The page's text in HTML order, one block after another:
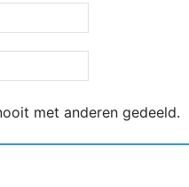
met anderen gedeeld.